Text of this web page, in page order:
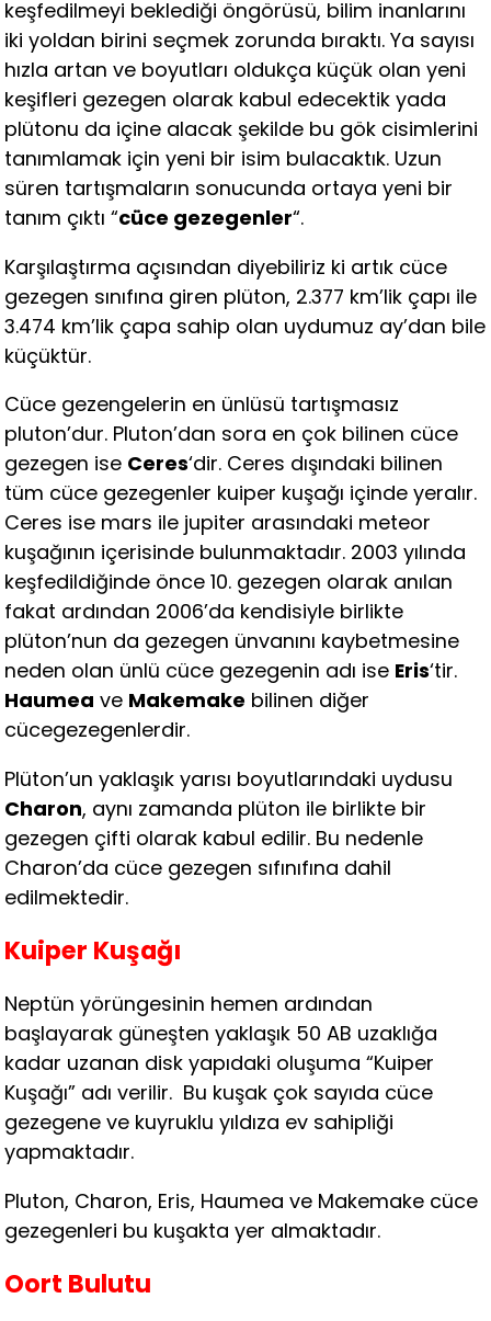
keşfedilmeyi beklediği öngörüsü, bilim inanlarını
iki yoldan birini seçmek zorunda bıraktı. Ya sayısı
hızla artan ve boyutları oldukça küçük olan yeni
keşifleri gezegen olarak kabul edecektik yada
plütonu da içine alacak şekilde bu gök cisimlerini
tanımlamak için yeni bir isim bulacaktık. Uzun
süren tartışmaların sonucunda ortaya yeni bir
tanım çıktı “cüce gezegenler“.
Karşılaştırma açısından diyebiliriz ki artık cüce
gezegen sınıfına giren plüton, 2.377 km’lik çapı ile
3.474 km’lik çapa sahip olan uydumuz ay’dan bile
küçüktür.
Cüce gezengelerin en ünlüsü tartışmasız
pluton’dur. Pluton’dan sora en çok bilinen cüce
gezegen ise Ceres‘dir. Ceres dışındaki bilinen
tüm cüce gezegenler kuiper kuşağı içinde yeralır.
Ceres ise mars ile jupiter arasındaki meteor
kuşağının içerisinde bulunmaktadır. 2003 yılında
keşfedildiğinde önce 10. gezegen olarak anılan
fakat ardından 2006’da kendisiyle birlikte
plüton’nun da gezegen ünvanını kaybetmesine
neden olan ünlü cüce gezegenin adı ise Eris‘tir.
Haumea ve Makemake bilinen diğer
cücegezegenlerdir.
Plüton’un yaklaşık yarısı boyutlarındaki uydusu
Charon, aynı zamanda plüton ile birlikte bir
gezegen çifti olarak kabul edilir. Bu nedenle
Charon’da cüce gezegen sıfınıfına dahil
edilmektedir.
Kuiper Kuşağı
Neptün yörüngesinin hemen ardından
başlayarak güneşten yaklaşık 50 AB uzaklığa
kadar uzanan disk yapıdaki oluşuma “Kuiper
Kuşağı” adı verilir. Bu kuşak çok sayıda cüce
gezegene ve kuyruklu yıldıza ev sahipliği
yapmaktadır.
Pluton, Charon, Eris, Haumea ve Makemake cüce
gezegenleri bu kuşakta yer almaktadır.
Oort Bulutu